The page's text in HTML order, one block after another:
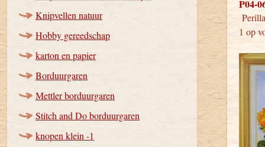
Knipvellen natuur
Hobby gereedschap
karton en papier
Borduurgaren
Mettler borduurgaren
Stitch and Do borduurgaren
knopen klein -1
P04-
1 op